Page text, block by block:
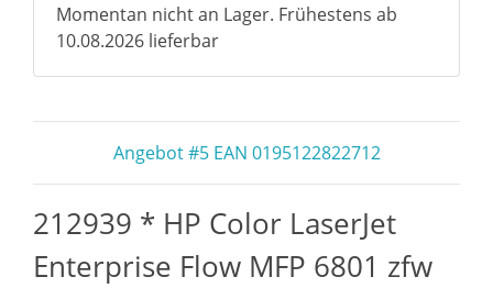
Momentan nicht an Lager. Frühestens ab
10.08.2026 lieferbar
Angebot #5 EAN 0195122822712
212939 * HP Color LaserJet
Enterprise Flow MFP 6801 zfw